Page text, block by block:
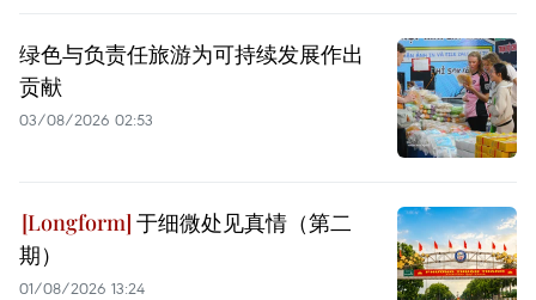
绿色与负责任旅游为可持续发展作出
贡献
03/08/2026 02:53
于细微处见真情（第二
期）
01/08/2026 13:24